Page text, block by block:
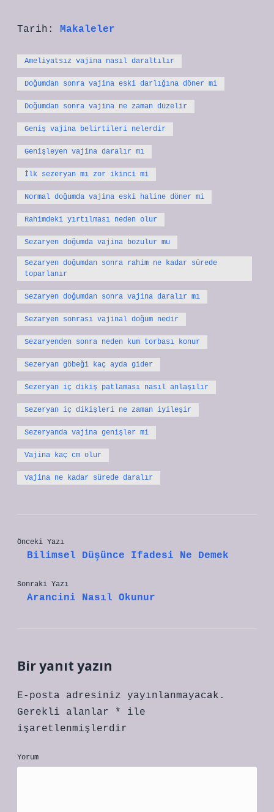
Tarih: Makaleler
Ameliyatsız vajina nasıl daraltılır
Doğumdan sonra vajina eski darlığına döner mi
Doğumdan sonra vajina ne zaman düzelir
Geniş vajina belirtileri nelerdir
Genişleyen vajina daralır mı
İlk sezeryan mı zor ikinci mi
Normal doğumda vajina eski haline döner mi
Rahimdeki yırtılması neden olur
Sezaryen doğumda vajina bozulur mu
Sezaryen doğumdan sonra rahim ne kadar sürede
toparlanır
Sezaryen doğumdan sonra vajina daralır mı
Sezaryen sonrası vajinal doğum nedir
Sezaryenden sonra neden kum torbası konur
Sezeryan göbeği kaç ayda gider
Sezeryan iç dikiş patlaması nasıl anlaşılır
Sezeryan iç dikişleri ne zaman iyileşir
Sezeryanda vajina genişler mi
Vajina kaç cm olur
Vajina ne kadar sürede daralır
Önceki Yazı
Bilimsel Düşünce Ifadesi Ne Demek
Sonraki Yazı
Arancini Nasıl Okunur
Bir yanıt yazın
E-posta adresiniz yayınlanmayacak.
Gerekli alanlar
*
ile
işaretlenmişlerdir
Yorum